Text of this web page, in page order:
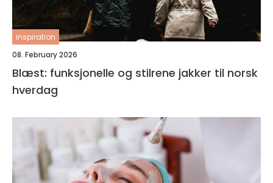
inspiration
08. February 2026
Blæst: funksjonelle og stilrene jakker til norsk
hverdag